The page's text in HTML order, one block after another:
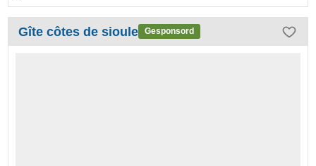
Gîte côtes de sioule Gesponsord